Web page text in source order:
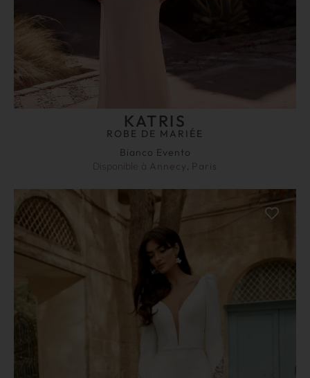
KATRIS
ROBE DE MARIÉE
Bianco Evento
Disponible à Annecy, Paris